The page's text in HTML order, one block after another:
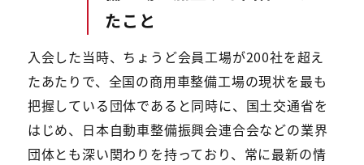
たこと
入会した当時、ちょうど会員工場が200社を超え
たあたりで、全国の商用車整備工場の現状を最も
把握している団体であると同時に、国土交通省を
はじめ、日本自動車整備振興会連合会などの業界
団体とも深い関わりを持っており、常に最新の情